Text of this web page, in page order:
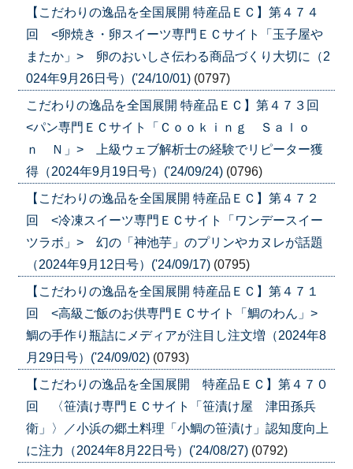
【こだわりの逸品を全国展開 特産品ＥＣ】第４７４
回 <卵焼き・卵スイーツ専門ＥＣサイト「玉子屋や
またか」> 卵のおいしさ伝わる商品づくり大切に（2
024年9月26日号）('24/10/01) (0797)
こだわりの逸品を全国展開 特産品ＥＣ】第４７３回
<パン専門ＥＣサイト「Ｃｏｏｋｉｎｇ Ｓａｌｏ
ｎ Ｎ」> 上級ウェブ解析士の経験でリピーター獲
得（2024年9月19日号）('24/09/24) (0796)
【こだわりの逸品を全国展開 特産品ＥＣ】第４７２
回 <冷凍スイーツ専門ＥＣサイト「ワンデースイー
ツラボ」> 幻の「神池芋」のプリンやカヌレが話題
（2024年9月12日号）('24/09/17) (0795)
【こだわりの逸品を全国展開 特産品ＥＣ】第４７１
回 <高級ご飯のお供専門ＥＣサイト「鯛のわん」>
鯛の手作り瓶詰にメディアが注目し注文増（2024年8
月29日号）('24/09/02) (0793)
【こだわりの逸品を全国展開 特産品ＥＣ】第４７０
回 〈笹漬け専門ＥＣサイト「笹漬け屋 津田孫兵
衛」〉／小浜の郷土料理「小鯛の笹漬け」認知度向上
に注力（2024年8月22日号）('24/08/27) (0792)